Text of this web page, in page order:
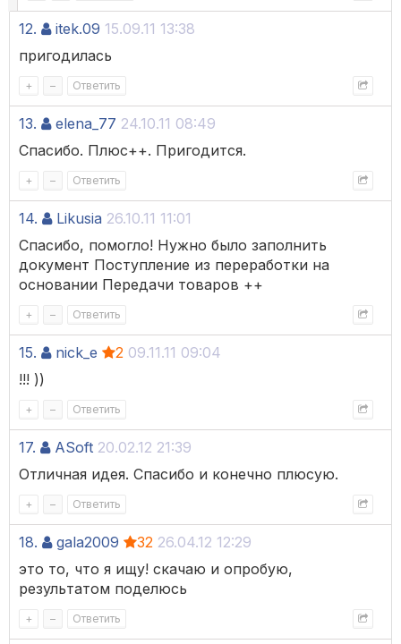
12. itek.09 15.09.11 13:38
пригодилась
+ – Ответить
13. elena_77 24.10.11 08:49
Спасибо. Плюс++. Пригодится.
+ – Ответить
14. Likusia 26.10.11 11:01
Спасибо, помогло! Нужно было заполнить
документ Поступление из переработки на
основании Передачи товаров ++
+ – Ответить
15. nick_e 2 09.11.11 09:04
!!! ))
+ – Ответить
17. ASoft 20.02.12 21:39
Отличная идея. Спасибо и конечно плюсую.
+ – Ответить
18. gala2009 32 26.04.12 12:29
это то, что я ищу! скачаю и опробую,
результатом поделюсь
+ – Ответить